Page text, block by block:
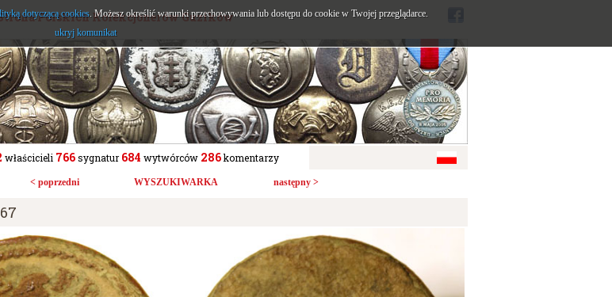
Polskich Kolekcjonerów Guzików
właścicieli 766sygnatur684 wytwórców 286komentarzy
< poprzedni WYSZUKIWARKA następny >
dotyczącą cookies. Możesz określić warunki przechowywania lub dostępu do cookie w Twojej przeglądarce.
ukryj komunikat